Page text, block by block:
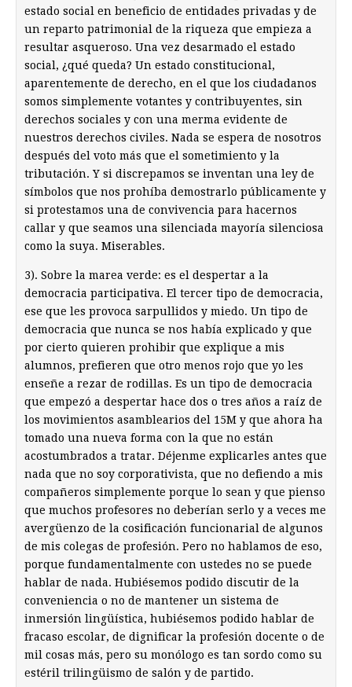
estado social en beneficio de entidades privadas y de
un reparto patrimonial de la riqueza que empieza a
resultar asqueroso. Una vez desarmado el estado
social, ¿qué queda? Un estado constitucional,
aparentemente de derecho, en el que los ciudadanos
somos simplemente votantes y contribuyentes, sin
derechos sociales y con una merma evidente de
nuestros derechos civiles. Nada se espera de nosotros
después del voto más que el sometimiento y la
tributación. Y si discrepamos se inventan una ley de
símbolos que nos prohíba demostrarlo públicamente y
si protestamos una de convivencia para hacernos
callar y que seamos una silenciada mayoría silenciosa
como la suya. Miserables.
3). Sobre la marea verde: es el despertar a la
democracia participativa. El tercer tipo de democracia,
ese que les provoca sarpullidos y miedo. Un tipo de
democracia que nunca se nos había explicado y que
por cierto quieren prohibir que explique a mis
alumnos, prefieren que otro menos rojo que yo les
enseñe a rezar de rodillas. Es un tipo de democracia
que empezó a despertar hace dos o tres años a raíz de
los movimientos asamblearios del 15M y que ahora ha
tomado una nueva forma con la que no están
acostumbrados a tratar. Déjenme explicarles antes que
nada que no soy corporativista, que no defiendo a mis
compañeros simplemente porque lo sean y que pienso
que muchos profesores no deberían serlo y a veces me
avergüenzo de la cosificación funcionarial de algunos
de mis colegas de profesión. Pero no hablamos de eso,
porque fundamentalmente con ustedes no se puede
hablar de nada. Hubiésemos podido discutir de la
conveniencia o no de mantener un sistema de
inmersión lingüística, hubiésemos podido hablar de
fracaso escolar, de dignificar la profesión docente o de
mil cosas más, pero su monólogo es tan sordo como su
estéril trilingüismo de salón y de partido.